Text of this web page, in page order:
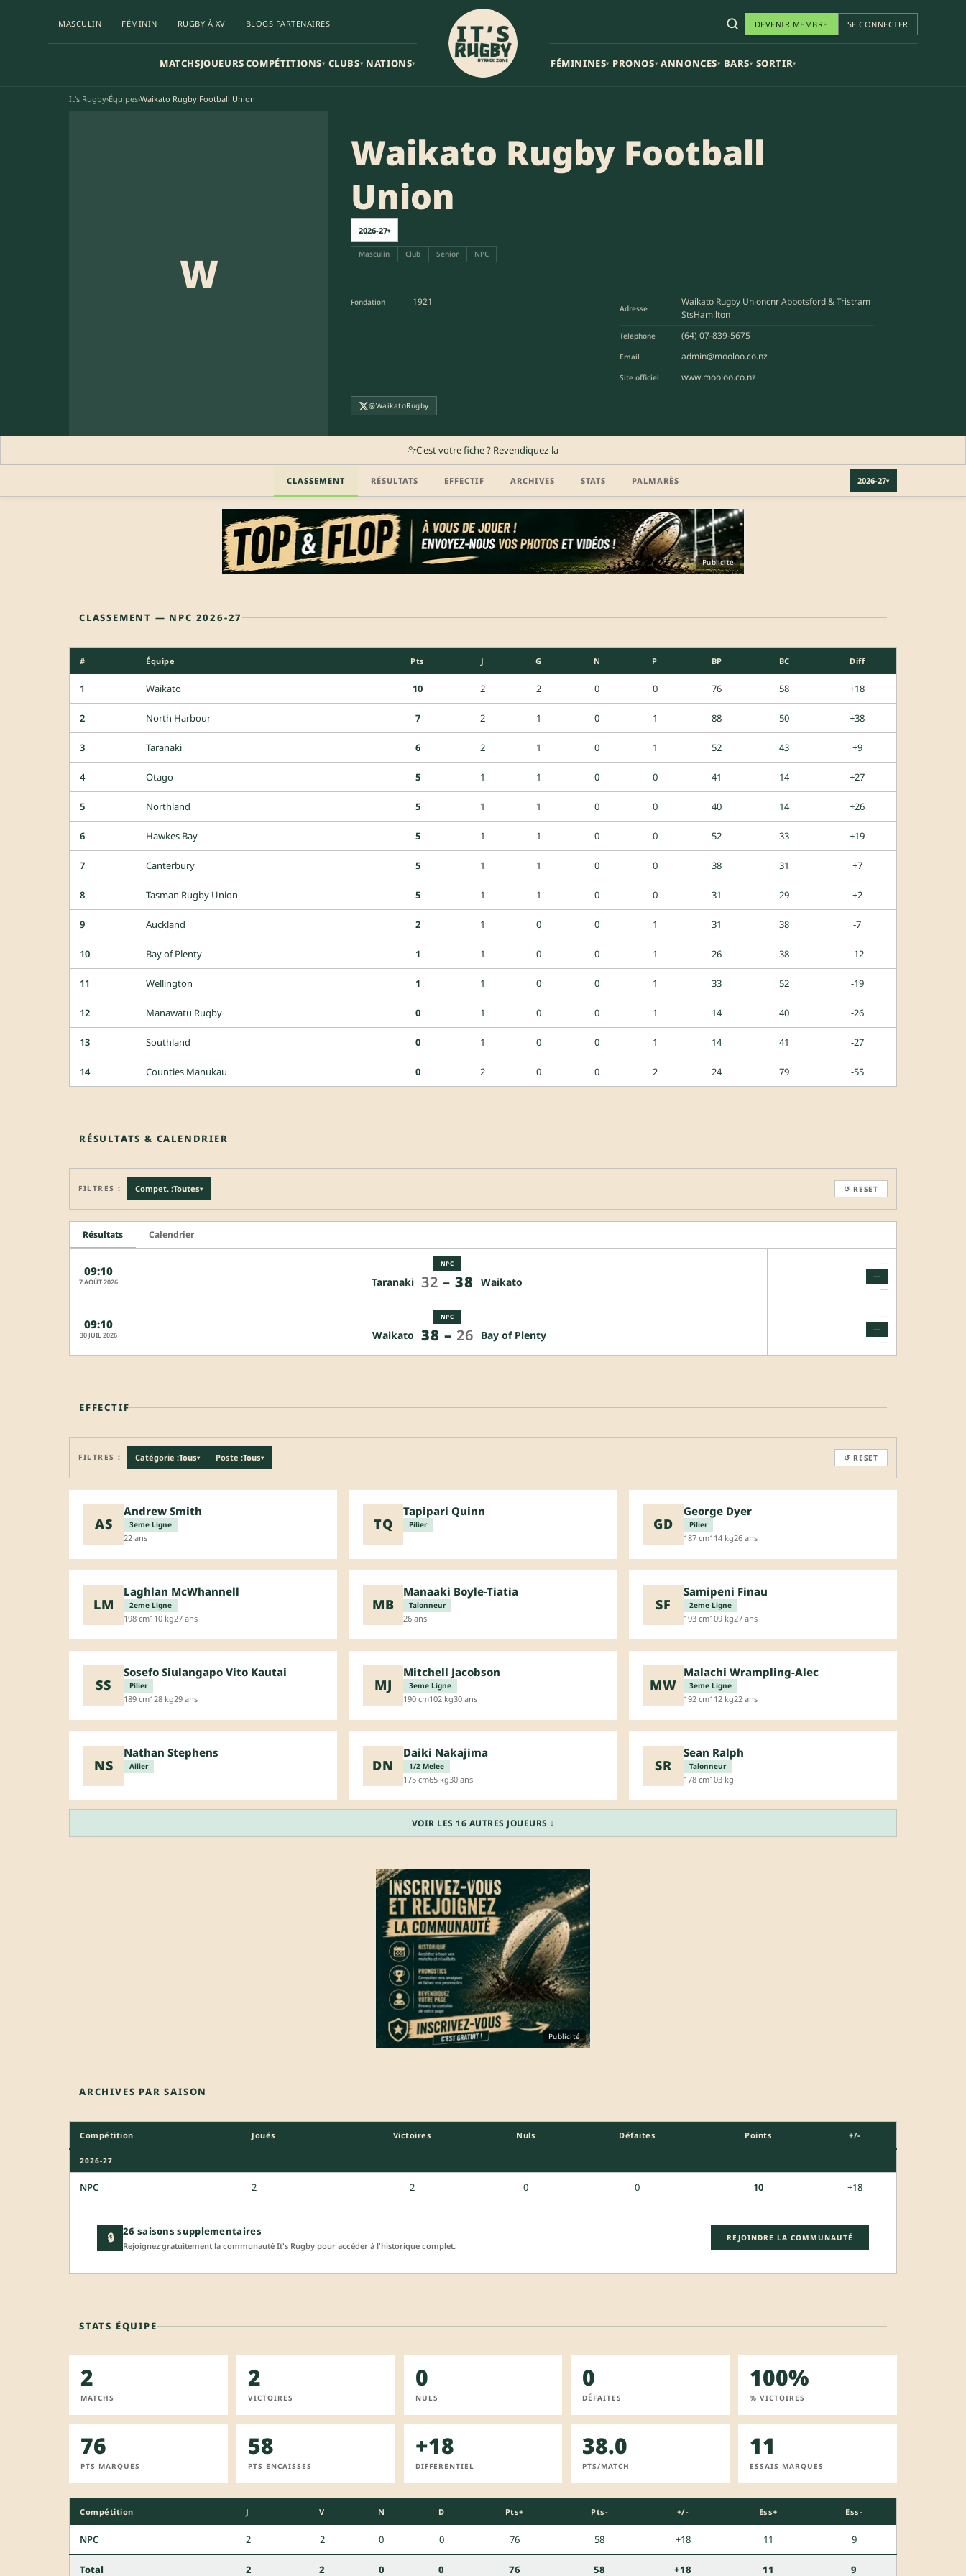
MASCULIN FÉMININ RUGBY À XV BLOGS PARTENAIRES
MATCHSJOUEURSCOMPÉTITIONS▾ CLUBS▾ NATIONS▾
DEVENIR MEMBRE SE CONNECTER
FÉMININES▾ PRONOS▾ ANNONCES▾ BARS▾ SORTIR▾
It's Rugby›Équipes›Waikato Rugby Football Union
W
Waikato Rugby Football
Union
2026-27▾
Masculin Club Senior NPC
Fondation 1921
Adresse
Waikato Rugby Unioncnr Abbotsford & Tristram
StsHamilton
Telephone (64) 07-839-5675
Email admin@mooloo.co.nz
Site officiel www.mooloo.co.nz
@WaikatoRugby
C'est votre fiche ? Revendiquez-la
CLASSEMENT RÉSULTATS EFFECTIF ARCHIVES STATS PALMARÈS 2026-27▾
Publicité
CLASSEMENT — NPC 2026-27
# Équipe Pts J G N P BP BC Diff
1 Waikato 10 2 2 0 0 76 58 +18
2 North Harbour 7 2 1 0 1 88 50 +38
3 Taranaki 6 2 1 0 1 52 43 +9
4 Otago 5 1 1 0 0 41 14 +27
5 Northland 5 1 1 0 0 40 14 +26
6 Hawkes Bay 5 1 1 0 0 52 33 +19
7 Canterbury 5 1 1 0 0 38 31 +7
8 Tasman Rugby Union 5 1 1 0 0 31 29 +2
9 Auckland 2 1 0 0 1 31 38 -7
10 Bay of Plenty 1 1 0 0 1 26 38 -12
11 Wellington 1 1 0 0 1 33 52 -19
12 Manawatu Rugby 0 1 0 0 1 14 40 -26
13 Southland 0 1 0 0 1 14 41 -27
14 Counties Manukau 0 2 0 0 2 24 79 -55
RÉSULTATS & CALENDRIER
FILTRES : Compet. :Toutes▾ ↺ RESET
Résultats Calendrier
09:10
7 AOÛT 2026
NPC
Taranaki 32 – 38 Waikato
—
—
—
09:10
30 JUIL 2026
NPC
Waikato 38 – 26 Bay of Plenty
—
—
—
EFFECTIF
FILTRES : Catégorie :Tous▾ Poste :Tous▾ ↺ RESET
AS
Andrew Smith
3eme Ligne
22 ans
TQ
Tapipari Quinn
Pilier GD
George Dyer
Pilier
187 cm114 kg26 ans
LM
Laghlan McWhannell
2eme Ligne
198 cm110 kg27 ans
MB
Manaaki Boyle-Tiatia
Talonneur
26 ans
SF
Samipeni Finau
2eme Ligne
193 cm109 kg27 ans
SS
Sosefo Siulangapo Vito Kautai
Pilier
189 cm128 kg29 ans
MJ
Mitchell Jacobson
3eme Ligne
190 cm102 kg30 ans
MW
Malachi Wrampling-Alec
3eme Ligne
192 cm112 kg22 ans
NS
Nathan Stephens
Ailier DN
Daiki Nakajima
1/2 Melee
175 cm65 kg30 ans
SR
Sean Ralph
Talonneur
178 cm103 kg
VOIR LES 16 AUTRES JOUEURS ↓
Publicité
ARCHIVES PAR SAISON
Compétition Joués Victoires Nuls Défaites Points +/-
2026-27
NPC 2 2 0 0 10 +18
🔒 26 saisons supplementaires
Rejoignez gratuitement la communauté It's Rugby pour accéder à l'historique complet.
REJOINDRE LA COMMUNAUTÉ
STATS ÉQUIPE
2
MATCHS
2
VICTOIRES
0
NULS
0
DÉFAITES
100%
% VICTOIRES
76
PTS MARQUES
58
PTS ENCAISSES
+18
DIFFERENTIEL
38.0
PTS/MATCH
11
ESSAIS MARQUES
Compétition J V N D Pts+ Pts- +/- Ess+ Ess-
NPC 2 2 0 0 76 58 +18 11 9
Total 2 2 0 0 76 58 +18 11 9